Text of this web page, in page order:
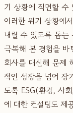
기 상황에 직면할 수
이러한 위기 상황에
내릴 수 있도록 돕
극복해 본 경험을 바
회사를 대신해 문제
적인 성장을 넘어 장
도록 ESG(환경, 사
에 대한 컨설팅도 제